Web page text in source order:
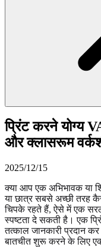
प्रिंट करने योग्य
और क्लासरूम
2025/12/15
क्या आप एक अभिभावक या
या छात्र सबसे अच्छी तरह
चिपके रहते हैं, ऐसे में एक
स्पष्टता दे सकती है। एक
तत्काल जानकारी प्रदान
बातचीत शुरू करने के लिए एक